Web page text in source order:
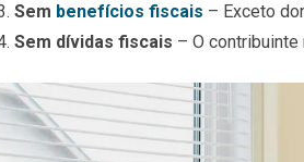
Sem benefícios fiscais – Exceto
Sem dívidas fiscais – O